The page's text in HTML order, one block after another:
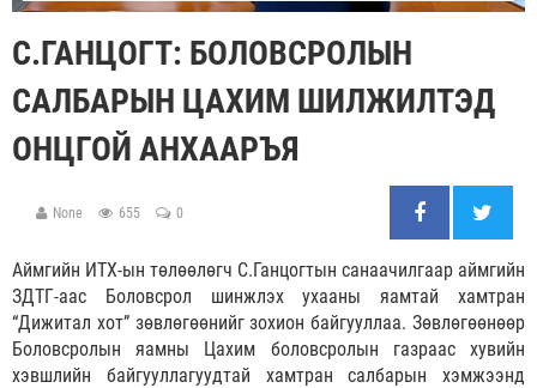
С.ГАНЦОГТ: БОЛОВСРОЛЫН
САЛБАРЫН ЦАХИМ ШИЛЖИЛТЭД
ОНЦГОЙ АНХААРЪЯ
None 655 0
Аймгийн ИТХ-ын төлөөлөгч С.Ганцогтын санаачилгаар аймгийн
ЗДТГ-аас Боловсрол шинжлэх ухааны яамтай хамтран
“Дижитал хот” зөвлөгөөнийг зохион байгууллаа. Зөвлөгөөнөөр
Боловсролын яамны Цахим боловсролын газраас хувийн
хэвшлийн байгууллагуудтай хамтран салбарын хэмжээнд